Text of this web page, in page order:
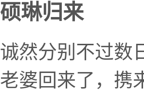
硕琳归来
诚然分别不过数
老婆回来了，携